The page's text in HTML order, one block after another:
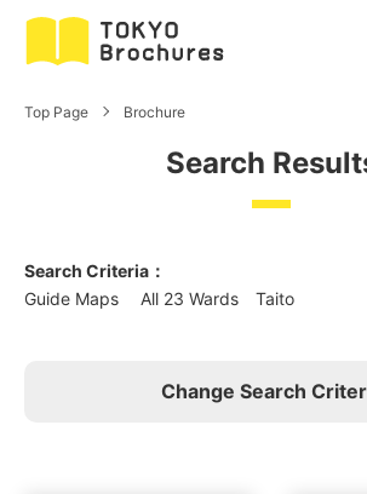
Top Page Brochure
Search
Search Criteria：
Guide Maps All 23 Wards Taito
Change Search